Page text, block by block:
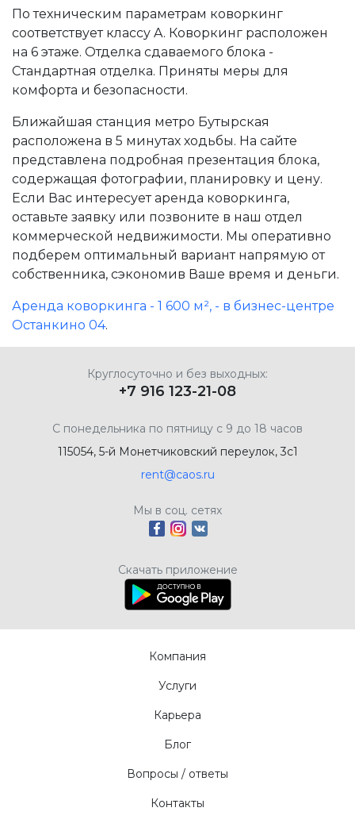
По техническим параметрам коворкинг
соответствует классу A. Коворкинг расположен
на 6 этаже. Отделка сдаваемого блока -
Стандартная отделка. Приняты меры для
комфорта и безопасности.
Ближайшая станция метро Бутырская
расположена в 5 минутах ходьбы. На сайте
представлена подробная презентация блока,
содержащая фотографии, планировку и цену.
Если Вас интересует аренда коворкинга,
оставьте заявку или позвоните в наш отдел
коммерческой недвижимости. Мы оперативно
подберем оптимальный вариант напрямую от
собственника, сэкономив Ваше время и деньги.
Аренда коворкинга - 1 600 м², - в бизнес-центре
Останкино 04.
Круглосуточно и без выходных:
+7 916 123-21-08
С понедельника по пятницу с 9 до 18 часов
115054, 5-й Монетчиковский переулок, 3с1
rent@caos.ru
Мы в соц. сетях
Скачать приложение
Компания
Услуги
Карьера
Блог
Вопросы / ответы
Контакты